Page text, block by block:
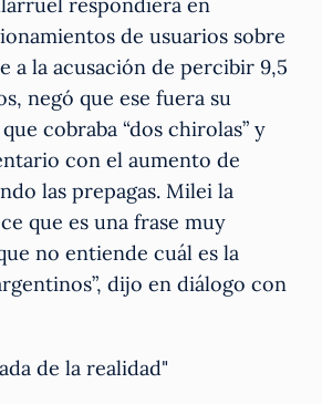
respondiera en
de usuarios sobre
a la acusación de percibir 9,5
negó que ese fuera su
cobraba “dos chirolas” y
con el aumento de
las prepagas. Milei la
que es una frase muy
no entiende cuál es la
dijo en diálogo con
de la realidad"